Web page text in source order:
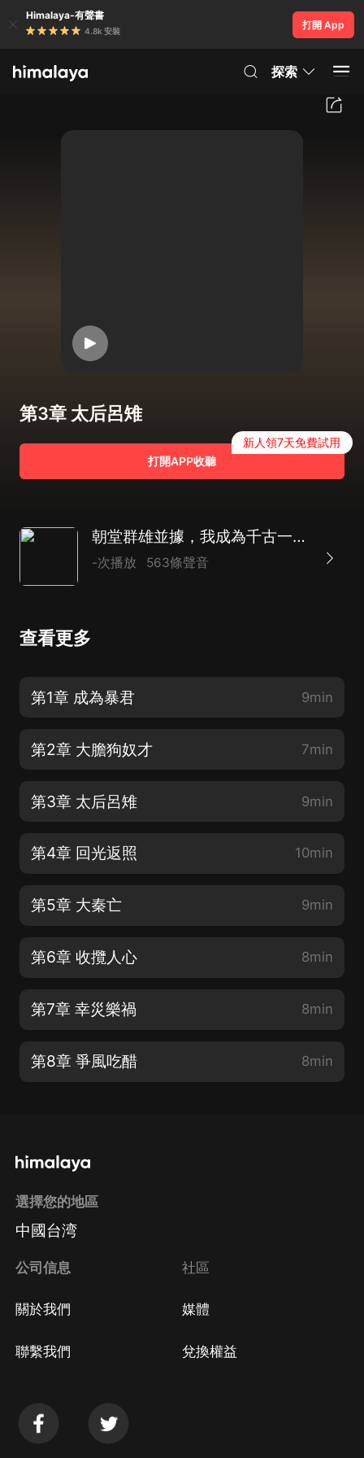
Himalaya-有聲書
4.8k 安裝
打開 App
探索
第3章 太后呂雉
打開APP收聽
新人領7天免費試用
朝堂群雄並據，我成為千古一帝|AI演播
-次播放 563條聲音
查看更多
第1章 成為暴君 9min
第2章 大膽狗奴才 7min
第3章 太后呂雉 9min
第4章 回光返照 10min
第5章 大秦亡 9min
第6章 收攬人心 8min
第7章 幸災樂禍 8min
第8章 爭風吃醋 8min
選擇您的地區
中國台湾
公司信息
關於我們
聯繫我們
社區
媒體
兌換權益